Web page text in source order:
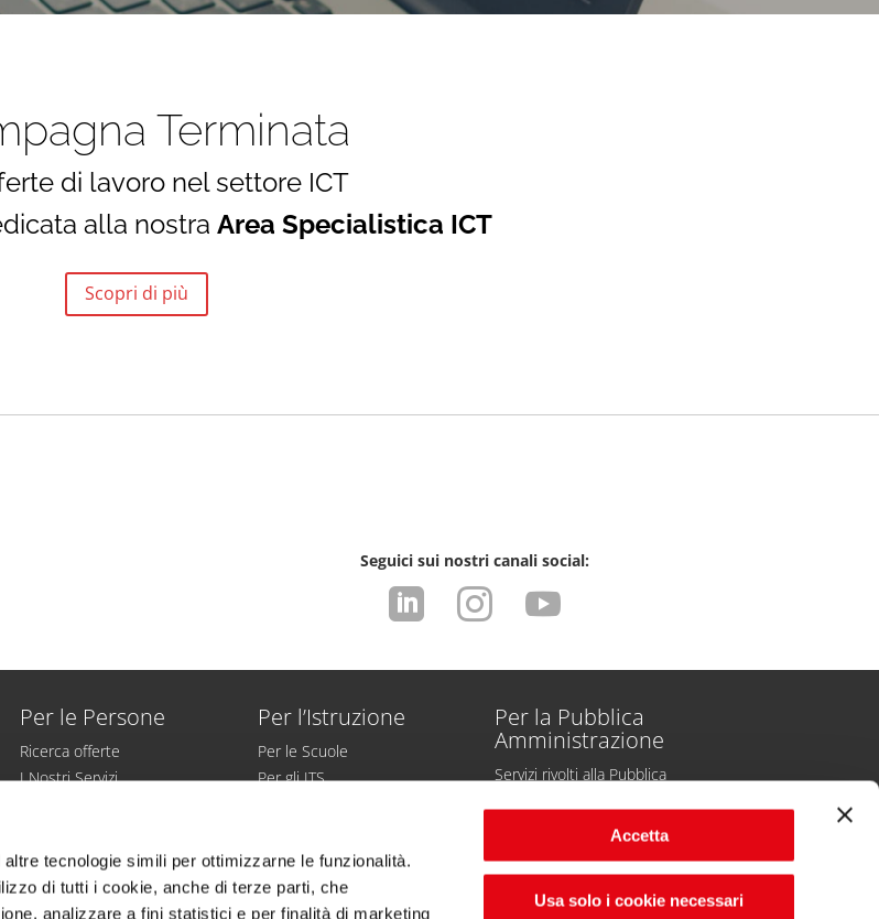
tecnologie simili per ottimizzarne le funzionalità.
di tutti i cookie, anche di terze parti, che
analizzare a fini statistici e per finalità di marketing
Accetta
Usa solo i cookie necessari
Terminata
di lavoro nel settore ICT
alla nostra Area Specialistica ICT
Scopri di più
Seguici sui nostri canali social:
  
Per le Persone
Ricerca offerte
I Nostri Servizi
Per l’Istruzione
Per le Scuole
Per gli ITS
Per la Pubblica
Amministrazione
Servizi rivolti alla Pubblica
Politiche Attive del Lavoro